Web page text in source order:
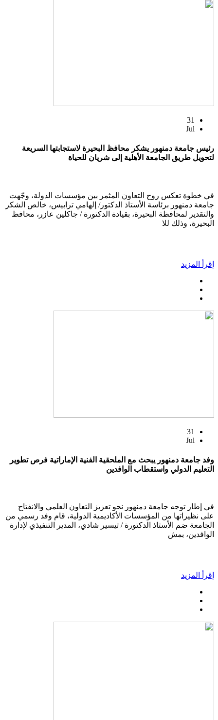
31
Jul
رئيس جامعة دمنهور يشكر محافظ البحيرة لاستجابتها السريعة
لتحويل طريق الجامعة الأهلية إلى شريان للحياة
في خطوة تعكس روح التعاون المثمر بين مؤسسات الدولة، وجّهت
جامعة دمنهور برئاسة الأستاذ الدكتور/ إلهامي ترابيس، خالص الشكر
والتقدير لمحافظة البحيرة، بقيادة الدكتورة / جاكلين عازر، محافظ
البحيرة، وذلك للا
إقرأ المزيد
31
Jul
وفد جامعة دمنهور يبحث مع الملحقية الفنية الإماراتية فرص تطوير
التعليم الدولي واستقطاب الوافدين
في إطار توجه جامعة دمنهور نحو تعزيز التعاون العلمي والانفتاح
على نظيراتها من المؤسسات الأكاديمية الدولية، قام وفد رسمي من
الجامعة ضم الأستاذ الدكتورة / تيسير شادي، المدير التنفيذي لإدارة
الوافدين، بمش
إقرأ المزيد